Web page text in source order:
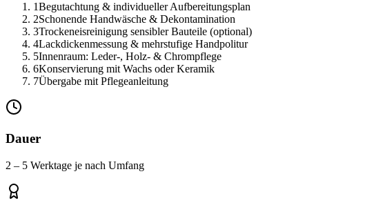
1Begutachtung & individueller Aufbereitungsplan
2Schonende Handwäsche & Dekontamination
3Trockeneisreinigung sensibler Bauteile (optional)
4Lackdickenmessung & mehrstufige Handpolitur
5Innenraum: Leder-, Holz- & Chrompflege
6Konservierung mit Wachs oder Keramik
7Übergabe mit Pflegeanleitung
Dauer
2 – 5 Werktage je nach Umfang